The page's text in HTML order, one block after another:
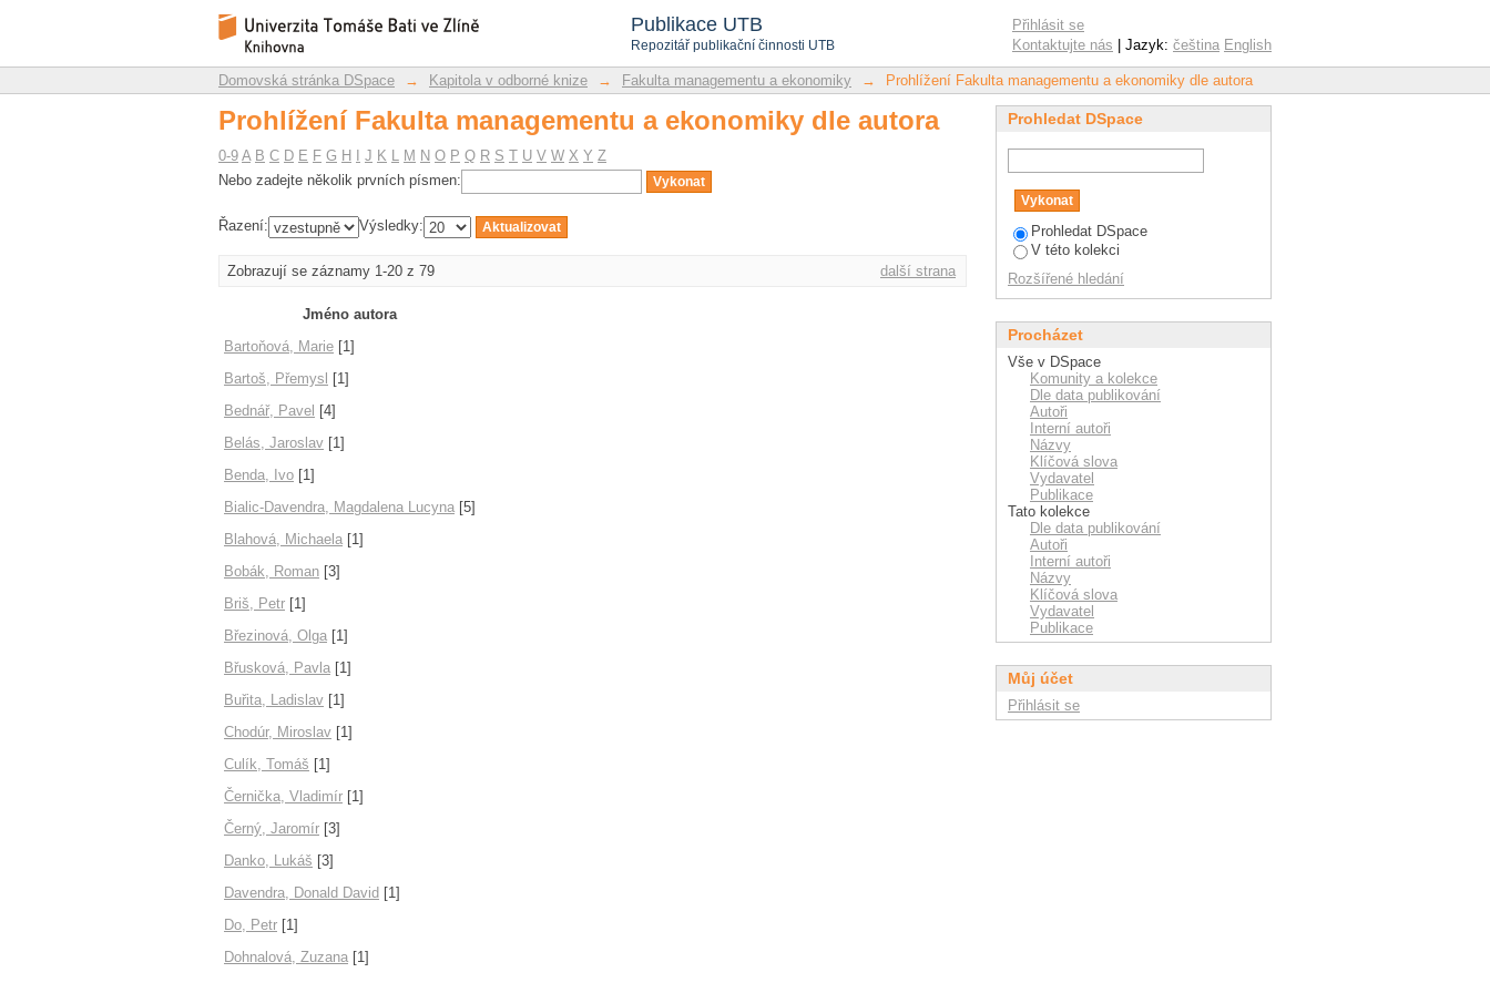
Publikace UTB
Repozitář publikační činnosti UTB
Prohlížení Fakulta managementu a ekonomiky dle autora
Repozitář DSpace/Manakin
Přihlásit se
Kontaktujte nás | Jazyk: čeština English
Domovská stránka DSpace → Kapitola v odborné knize → Fakulta managementu a ekonomiky → Prohlížení Fakulta managementu a ekonomiky dle autora
Prohlížení Fakulta managementu a ekonomiky dle autora
0-9 A B C D E F G H J K L M N O P Q R S T U V W X Y Z
Nebo zadejte několik prvních písmen:
Řazení: Výsledky:
Zobrazují se záznamy 1-20 z 79 další strana
Jméno autora
Bartoňová, Marie [1]
Bartoš, Přemysl
[1]
Bednář, Pavel [4]
Belás, Jaroslav [1]
Benda, Ivo [1]
Bialic-Davendra, Magdalena Lucyna [5]
Blahová, Michaela [1]
Bobák, Roman [3]
Briš, Petr [1]
Březinová, Olga [1]
Břusková, Pavla [1]
Buřita, Ladislav [1]
Chodúr, Miroslav [1]
Culík, Tomáš [1]
Černička, Vladimír [1]
Černý, Jaromír [3]
Danko, Lukáš [3]
Davendra, Donald David [1]
Do, Petr [1]
Dohnalová, Zuzana [1]
Prohledat DSpace
Prohledat DSpace
V této kolekci
Rozšířené hledání
Procházet
Vše v DSpace
Komunity a kolekce
Dle data publikování
Autoři
Interní autoři
Názvy
Klíčová slova
Vydavatel
Publikace
Tato kolekce
Dle data publikování
Autoři
Interní autoři
Názvy
Klíčová slova
Vydavatel
Publikace
Můj účet
Přihlásit se